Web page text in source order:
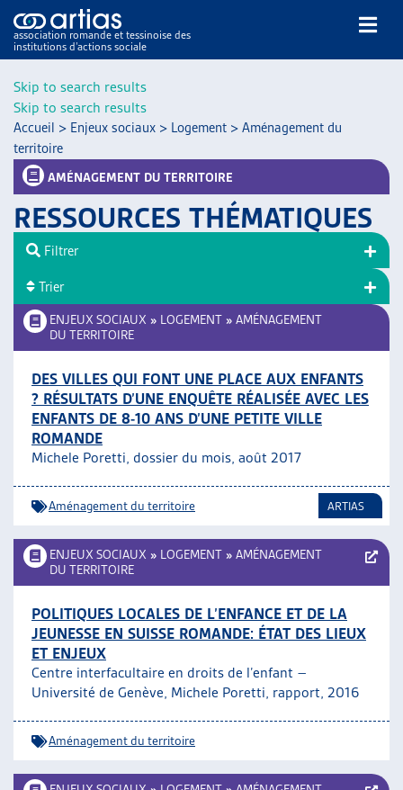
Skip to search results
Skip to search results
association romande et tessinoise des
institutions d’actions sociale
NOS PUBLICATIONS
ARTICLES
VEILLE
RESSOURCES
THÉMATIQUES
AUTRES
ARTIAS
L’ASSOCIATION
PROJETS ET ACTIVITÉS
JOURNÉES D’AUTOMNE
Accueil > Enjeux sociaux > Logement > Aménagement du
territoire
AMÉNAGEMENT DU TERRITOIRE
RESSOURCES THÉMATIQUES
ENJEUX SOCIAUX » LOGEMENT » AMÉNAGEMENT
DU TERRITOIRE
DES VILLES QUI FONT UNE PLACE AUX ENFANTS
? RÉSULTATS D’UNE ENQUÊTE RÉALISÉE AVEC LES
ENFANTS DE 8-10 ANS D’UNE PETITE VILLE
ROMANDE
Michele Poretti, dossier du mois, août 2017
Aménagement du territoire ARTIAS
ENJEUX SOCIAUX » LOGEMENT » AMÉNAGEMENT
DU TERRITOIRE
POLITIQUES LOCALES DE L’ENFANCE ET DE LA
JEUNESSE EN SUISSE ROMANDE: ÉTAT DES LIEUX
ET ENJEUX
Centre interfacultaire en droits de l’enfant –
Université de Genève, Michele Poretti, rapport, 2016
Aménagement du territoire
Filtrer
Trier